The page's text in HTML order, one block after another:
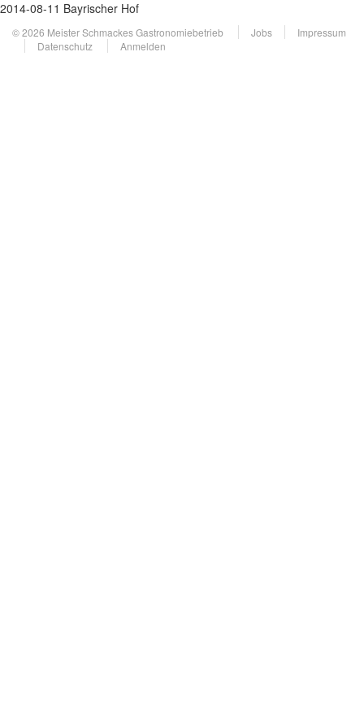
2014-08-11 Bayrischer Hof
© 2026 Meister Schmackes Gastronomiebetrieb Jobs
Impressum
Datenschutz
Anmelden